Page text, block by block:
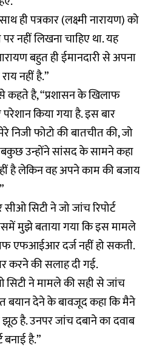
ही पत्रकार (लक्ष्मी नारायण) को
नहीं लिखना चाहिए था. यह
बहुत ही ईमानदारी से अपना
नहीं है.”
से कहते है, “प्रशासन के खिलाफ
किया गया है. इस बार
निजी फोटो की बातचीत की, जो
उन्होंने सांसद के सामने कहा
है लेकिन वह अपने काम की बजाय
सिटी ने जो जांच रिपोर्ट
मुझे बताया गया कि इस मामले
एफआईआर दर्ज नहीं हो सकती.
करने की सलाह दी गई.
ने मामले की सही से जांच
बयान देने के बावजूद कहा कि मैने
है. उनपर जांच दबाने का दवाब
बनाई है.”